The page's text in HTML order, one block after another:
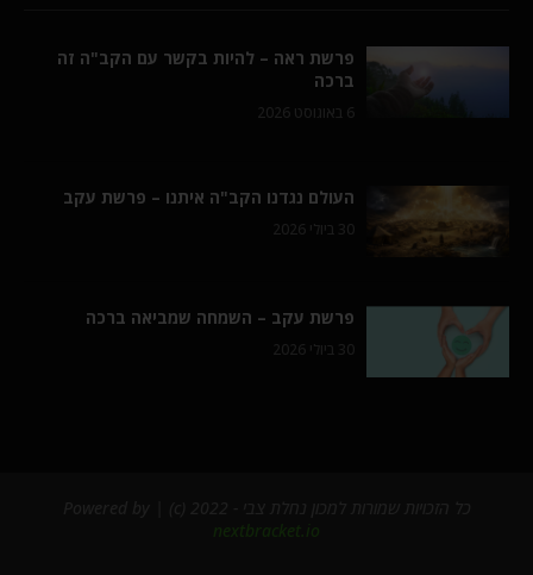
פרשת ראה – להיות בקשר עם הקב"ה זה
ברכה
6 באוגוסט 2026
העולם נגדנו הקב"ה איתנו – פרשת עקב
30 ביולי 2026
פרשת עקב – השמחה שמביאה ברכה
30 ביולי 2026
nextbracket.io